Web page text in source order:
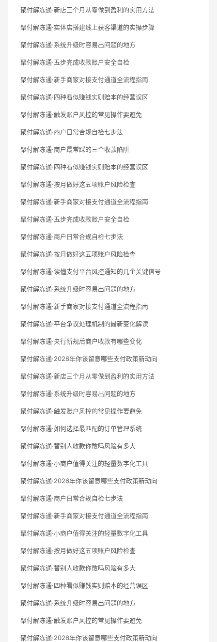
聚付解冻通·新店三个月从零做到盈利的实用方法
聚付解冻通·实体店搭建线上获客渠道的实操步骤
聚付解冻通·系统升级时容易出问题的地方
聚付解冻通·五步完成收款账户安全自检
聚付解冻通·新手商家对接支付通道全流程指南
聚付解冻通·四种看似赚钱实则赔本的经营误区
聚付解冻通·触发账户风控的常见操作要避免
聚付解冻通·商户日常合规自检七步法
聚付解冻通·商户最常踩的三个收款陷阱
聚付解冻通·四种看似赚钱实则赔本的经营误区
聚付解冻通·按月做好这五项账户风险检查
聚付解冻通·新手商家对接支付通道全流程指南
聚付解冻通·五步完成收款账户安全自检
聚付解冻通·商户日常合规自检七步法
聚付解冻通·按月做好这五项账户风险检查
聚付解冻通·读懂支付平台风控通知的几个关键信号
聚付解冻通·系统升级时容易出问题的地方
聚付解冻通·新手商家对接支付通道全流程指南
聚付解冻通·平台争议处理机制的最新变化解读
聚付解冻通·央行新规后商户收款有哪些变化
聚付解冻通·2026年你该留意哪些支付政策新动向
聚付解冻通·新店三个月从零做到盈利的实用方法
聚付解冻通·系统升级时容易出问题的地方
聚付解冻通·触发账户风控的常见操作要避免
聚付解冻通·如何选择最匹配的订单管理系统
聚付解冻通·替别人收款你敢吗风险有多大
聚付解冻通·小商户值得关注的轻量数字化工具
聚付解冻通·2026年你该留意哪些支付政策新动向
聚付解冻通·商户日常合规自检七步法
聚付解冻通·新手商家对接支付通道全流程指南
聚付解冻通·小商户值得关注的轻量数字化工具
聚付解冻通·按月做好这五项账户风险检查
聚付解冻通·替别人收款你敢吗风险有多大
聚付解冻通·四种看似赚钱实则赔本的经营误区
聚付解冻通·系统升级时容易出问题的地方
聚付解冻通·触发账户风控的常见操作要避免
聚付解冻通·2026年你该留意哪些支付政策新动向